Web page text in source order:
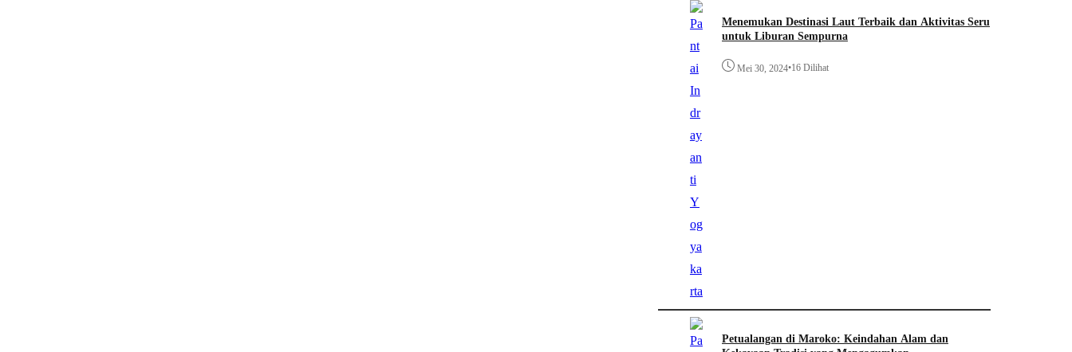
Menemukan Destinasi Laut Terbaik dan Aktivitas Seru
untuk Liburan Sempurna
Mei 30, 2024•16 Dilihat
Petualangan di Maroko: Keindahan Alam dan